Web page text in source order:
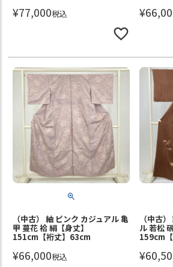
¥77,000税込 ¥
（中古） 紬 ピンク カジュアル 亀
甲 蔓花 袷 絹【身丈】
151cm【裄丈】63cm
¥66,000税込
（中古
ル 若松
159cm
¥